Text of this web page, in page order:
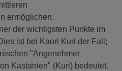
ermöglichen.
der wichtigsten Punkte im
ist bei Kaori Kuri der Fall;
"Angenehmer
Kastanien" (Kuri) bedeutet.